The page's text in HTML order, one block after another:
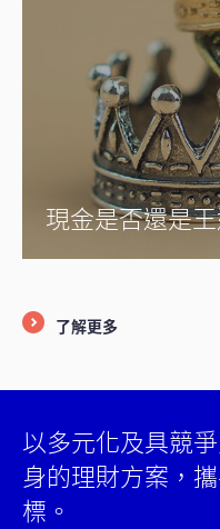
現金是否還是
了解更多
以多元化及具競
身的理財方案，
標。